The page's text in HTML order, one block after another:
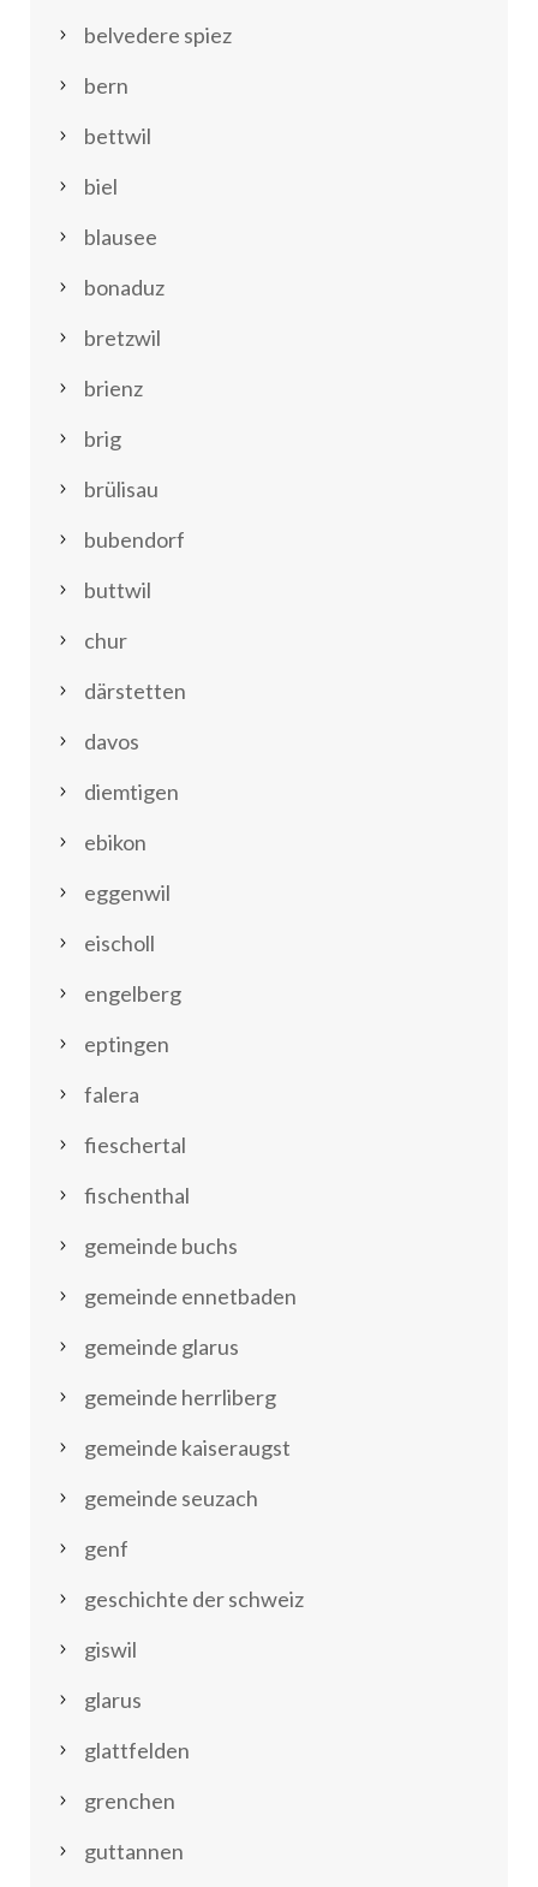
belvedere spiez
bern
bettwil
biel
blausee
bonaduz
bretzwil
brienz
brig
brülisau
bubendorf
buttwil
chur
därstetten
davos
diemtigen
ebikon
eggenwil
eischoll
engelberg
eptingen
falera
fieschertal
fischenthal
gemeinde buchs
gemeinde ennetbaden
gemeinde glarus
gemeinde herrliberg
gemeinde kaiseraugst
gemeinde seuzach
genf
geschichte der schweiz
giswil
glarus
glattfelden
grenchen
guttannen